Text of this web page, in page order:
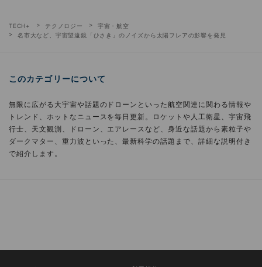
TECH+ テクノロジー
宇宙・航空
名市大など、宇宙望遠鏡「ひさき」のノイズから太陽フレアの影響を発見
このカテゴリーについて
無限に広がる大宇宙や話題のドローンといった航空関連に関わる情報や
トレンド、ホットなニュースを毎日更新。ロケットや人工衛星、宇宙飛
行士、天文観測、ドローン、エアレースなど、身近な話題から素粒子や
ダークマター、重力波といった、最新科学の話題まで、詳細な説明付き
で紹介します。